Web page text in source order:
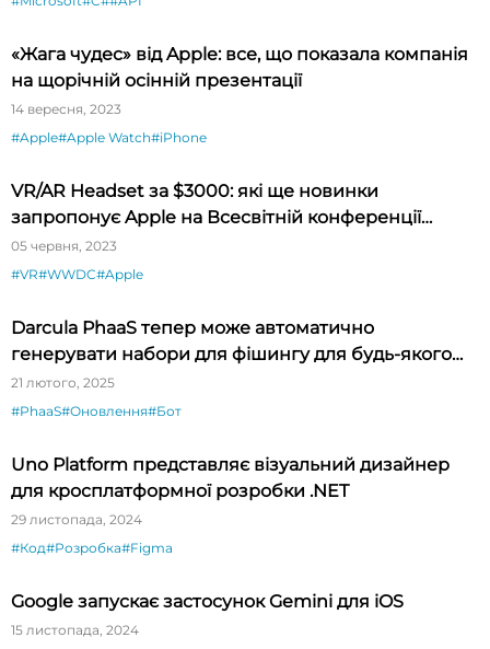
«Жага чудес» від Apple: все, що показала компанія
на щорічній осінній презентації
14 вересня, 2023
#Apple#Apple Watch#iPhone
VR/AR Headset за $3000: які ще новинки
запропонує Apple на Всесвітній конференції
розробників 5-9 червня?
05 червня, 2023
#VR#WWDC#Apple
Darcula PhaaS тепер може автоматично
генерувати набори для фішингу для будь-якого
бренду
21 лютого, 2025
#PhaaS#Оновлення#Бот
Uno Platform представляє візуальний дизайнер
для кросплатформної розробки .NET
29 листопада, 2024
#Код#Розробка#Figma
Google запускає застосунок Gemini для iOS
15 листопада, 2024